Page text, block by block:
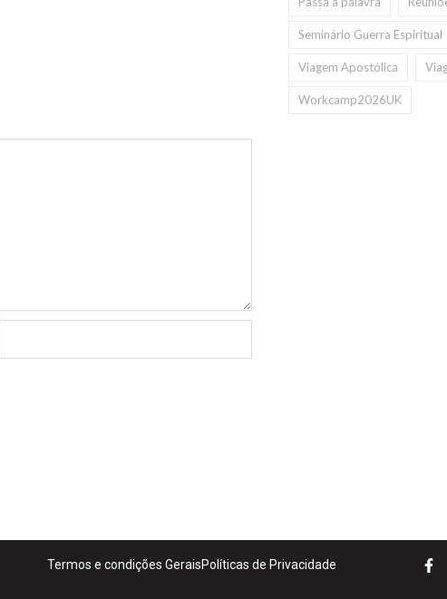
Seminário Guerra Espiritual
Viagem Apostólica
Workcamp2026UK
Termos e condições GeraisPolíticas de Privacidade